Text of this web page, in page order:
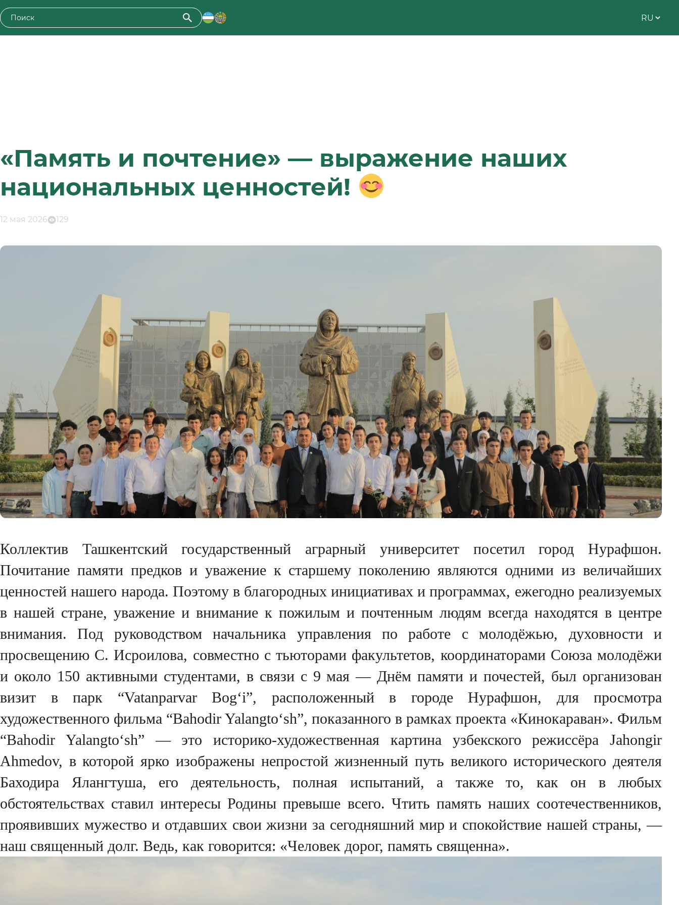
«Память и почтение» — выражение наших
национальных ценностей!
12 мая 2026 129
Коллектив Ташкентский государственный аграрный университет посетил город Нурафшон.
Почитание памяти предков и уважение к старшему поколению являются одними из величайших
ценностей нашего народа. Поэтому в благородных инициативах и программах, ежегодно реализуемых
в нашей стране, уважение и внимание к пожилым и почтенным людям всегда находятся в центре
внимания. Под руководством начальника управления по работе с молодёжью, духовности и
просвещению С. Исроилова, совместно с тьюторами факультетов, координаторами Союза молодёжи
и около 150 активными студентами, в связи с 9 мая — Днём памяти и почестей, был организован
визит в парк “Vatanparvar Bog‘i”, расположенный в городе Нурафшон, для просмотра
художественного фильма “Bahodir Yalangto‘sh”, показанного в рамках проекта «Кинокараван». Фильм
“Bahodir Yalangto‘sh” — это историко-художественная картина узбекского режиссёра Jahongir
Ahmedov, в которой ярко изображены непростой жизненный путь великого исторического деятеля
Баходира Ялангтуша, его деятельность, полная испытаний, а также то, как он в любых
обстоятельствах ставил интересы Родины превыше всего. Чтить память наших соотечественников,
проявивших мужество и отдавших свои жизни за сегодняшний мир и спокойствие нашей страны, —
наш священный долг. Ведь, как говорится: «Человек дорог, память священна».